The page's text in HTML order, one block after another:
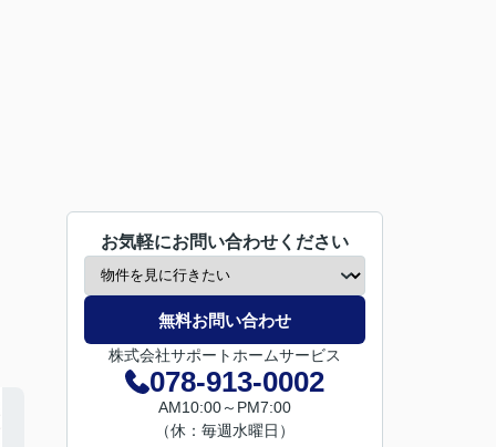
お気軽にお問い合わせください
無料お問い合わせ
株式会社サポートホームサービス
078-913-0002
AM10:00～PM7:00
（休：毎週水曜日）